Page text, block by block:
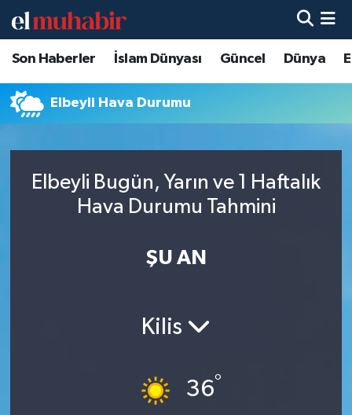
Son Haberler İslam Dünyası Güncel Dünya
Elbeyli Hava Durumu
Elbeyli Bugün, Yarın ve 1 Haftalık
Hava Durumu Tahmini
ŞU AN
Kilis
36°
Hava Durumu
Trafik Durumu
Tüm Manşetler